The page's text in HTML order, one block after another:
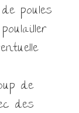
poules
de
des